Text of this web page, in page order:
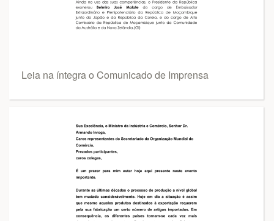
Leia na íntegra o Comunicado de Imprensa